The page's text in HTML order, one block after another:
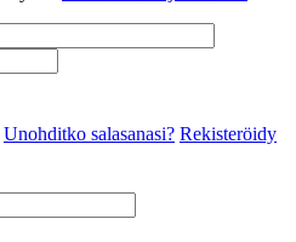
Unohditko salasanasi? Rekisteröidy